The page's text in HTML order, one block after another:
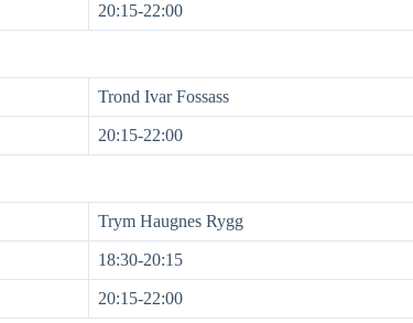
20:15-22:00
Trond Ivar Fossass
20:15-22:00
Trym Haugnes Rygg
18:30-20:15
20:15-22:00